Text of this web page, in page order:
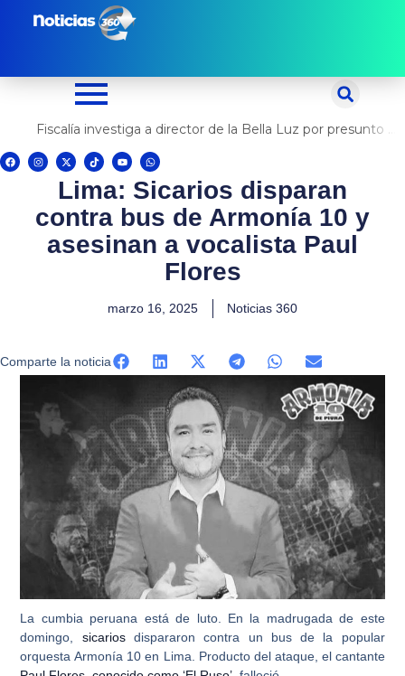
Fiscalía investiga a director de la Bella Luz por presunto abuso contra cantante Naldy Saldaña
F
a
c
I
n
s
r
a
X
-
t
i
t
e
T
i
k
t
Y
o
u
t
u
b
e
W
h
a
t
s
p
p
Lima: Sicarios disparan
contra bus de Armonía 10 y
asesinan a vocalista Paul
Flores
marzo 16, 2025 Noticias 360
Comparte la noticia
La cumbia peruana está de luto. En la madrugada de este
domingo, sicariosdispararon contra un bus de la popular
orquestaArmonía 10en Lima. Producto del ataque, el cantante